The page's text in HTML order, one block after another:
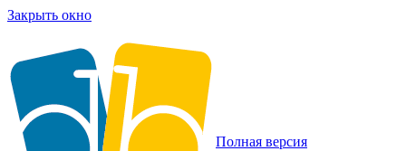
Закрыть окно
Полная версия